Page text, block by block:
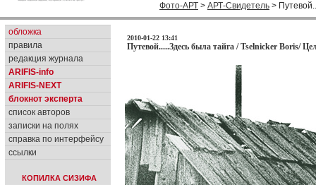
Фото-АРТ > АРТ-Свидетель >
обложка
правила
редакция журнала
ARIFIS-info
ARIFIS-NEXT
блокнот эксперта
список авторов
записки на полях
справка по интерфейсу
ссылки
КОПИЛКА СИЗИФА
2010-01-22 13:41
Путевой.....Здесь была тайга / Tselnicker Boris/